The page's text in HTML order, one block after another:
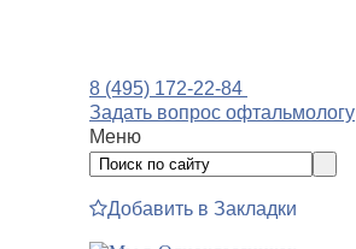
8 (495) 172-22-84
Задать вопрос офтальмологу
Меню
Добавить в Закладки